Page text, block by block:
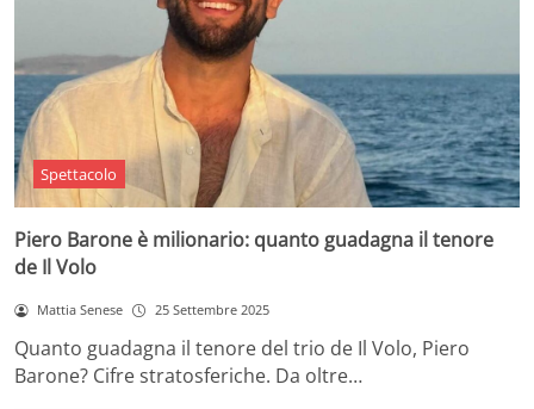
Spettacolo
Piero Barone è milionario: quanto guadagna il tenore
de Il Volo
Mattia Senese 25 Settembre 2025
Quanto guadagna il tenore del trio de Il Volo, Piero
Barone? Cifre stratosferiche. Da oltre…